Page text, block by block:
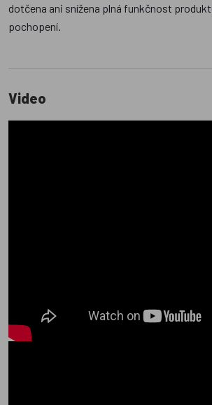
dotčena ani snížena plná funkčnost
pochopení.
Video